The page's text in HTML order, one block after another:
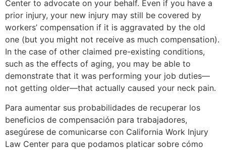
Center to advocate on your behalf. Even if you have a
prior injury, your new injury may still be covered by
workers’ compensation if it is aggravated by the old
one (but you might not receive as much compensation).
In the case of other claimed pre-existing conditions,
such as the effects of aging, you may be able to
demonstrate that it was performing your job duties—
not getting older—that actually caused your neck pain.
Para aumentar sus probabilidades de recuperar los
beneficios de compensación para trabajadores,
asegúrese de comunicarse con California Work Injury
Law Center para que podamos platicar sobre cómo